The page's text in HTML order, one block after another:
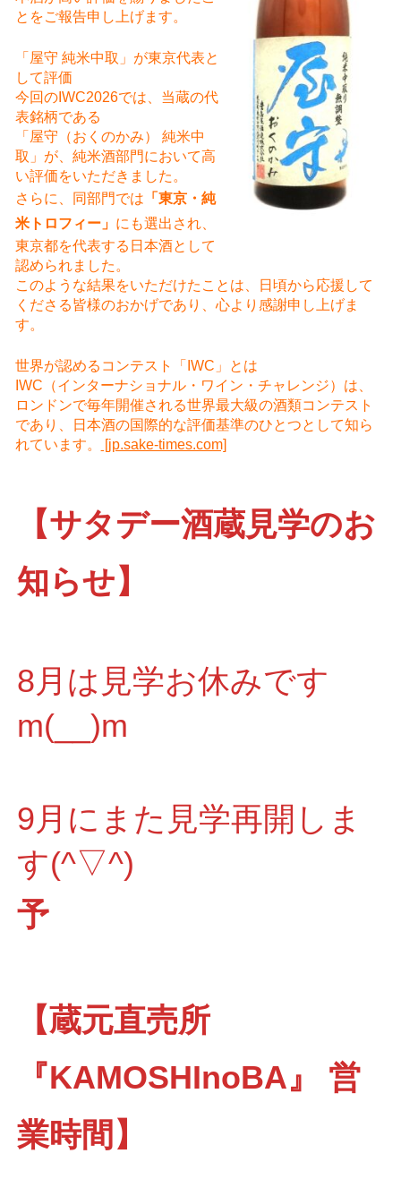
とをご報告申し上げます。
「屋守 純米中取」が東京代表と
して評価
今回のIWC2026では、当蔵の代
表銘柄である
「屋守（おくのかみ） 純米中
取」が、純米酒部門において高
い評価をいただきました。
さらに、同部門では 「東京・純
米トロフィー」 にも選出され、
東京都を代表する日本酒として
認められました。
このような結果をいただけたことは、日頃から応援して
くださる皆様のおかげであり、心より感謝申し上げま
す。
世界が認めるコンテスト「IWC」とは
IWC（インターナショナル・ワイン・チャレンジ）は、
ロンドンで毎年開催される世界最大級の酒類コンテスト
であり、日本酒の国際的な評価基準のひとつとして知ら
れています。
[jp.sake-times.com]
【サタデー酒蔵見学のお
知らせ】
8月は見学お休みです
m(__)m
9月にまた見学再開しま
す(^▽^)
予
【蔵元直売所
『KAMOSHInoBA』 営
業時間】